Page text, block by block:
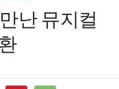
난 뮤지컬